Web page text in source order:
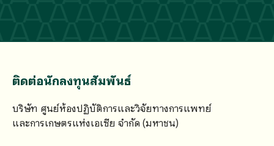
ติดต่อนักลงทุนสัมพันธ์
บริษัท ศูนย์ห้องปฏิบัติการและวิจัยทางการแพทย์
และการเกษตรแห่งเอเซีย จำกัด (มหาชน)